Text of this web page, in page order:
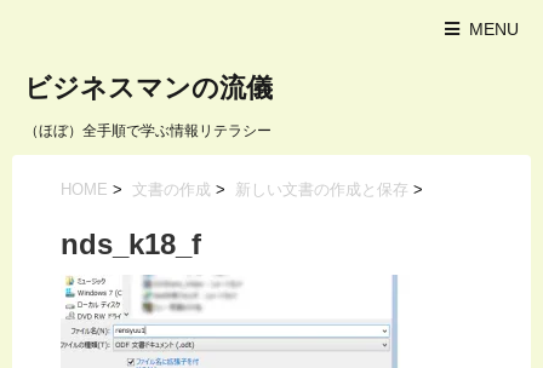
MENU
ビジネスマンの流儀
（ほぼ）全手順で学ぶ情報リテラシー
HOME > 文書の作成 > 新しい文書の作成と保存 >
nds_k18_f